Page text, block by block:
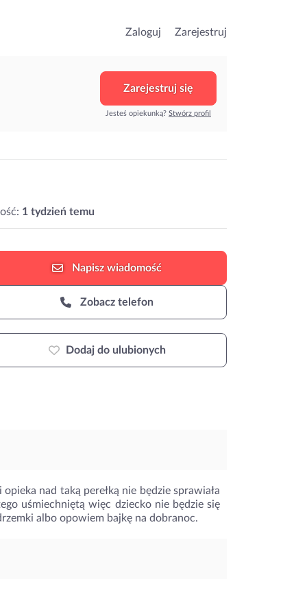
Zaloguj Zarejestruj
Zarejestruj się
Jesteś opiekunką? Stwórz profil
1 tydzień temu
Napisz wiadomość
Zobacz telefon
Dodaj do ulubionych
nad taką perełką nie będzie sprawiała
uśmiechniętą więc dziecko nie będzie się
albo opowiem bajkę na dobranoc.